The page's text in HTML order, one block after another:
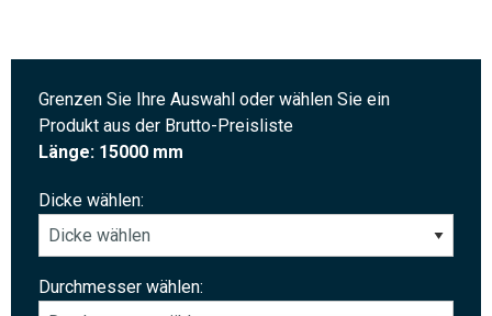
Grenzen Sie Ihre Auswahl oder wählen Sie ein
Produkt aus der Brutto-Preisliste
Länge: 15000 mm
Dicke wählen:
Durchmesser wählen: